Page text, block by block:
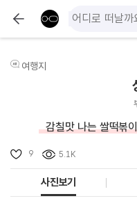
여행지
감칠맛 나는 쌀떡볶
9 5.1K
사진보기